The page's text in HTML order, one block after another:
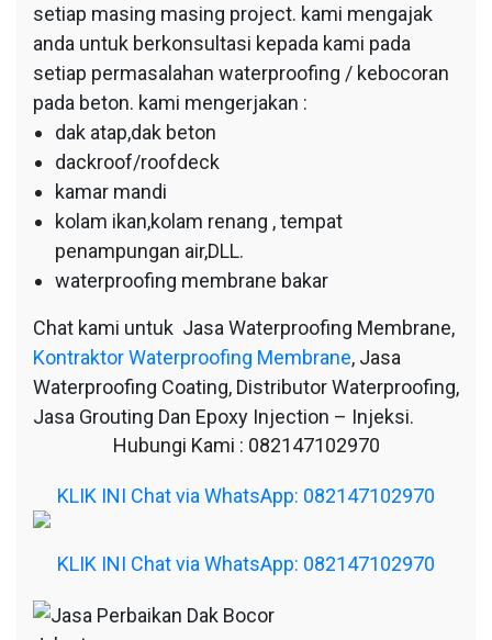
setiap masing masing project. kami mengajak
anda untuk berkonsultasi kepada kami pada
setiap permasalahan waterproofing / kebocoran
pada beton. kami mengerjakan :
dak atap,dak beton
dackroof/roofdeck
kamar mandi
kolam ikan,kolam renang , tempat
penampungan air,DLL.
waterproofing membrane bakar
Chat kami untuk Jasa Waterproofing Membrane,
Kontraktor Waterproofing Membrane, Jasa
Waterproofing Coating, Distributor Waterproofing,
Jasa Grouting Dan Epoxy Injection – Injeksi.
Hubungi Kami : 082147102970
KLIK INI Chat via WhatsApp: 082147102970
KLIK INI Chat via WhatsApp: 082147102970